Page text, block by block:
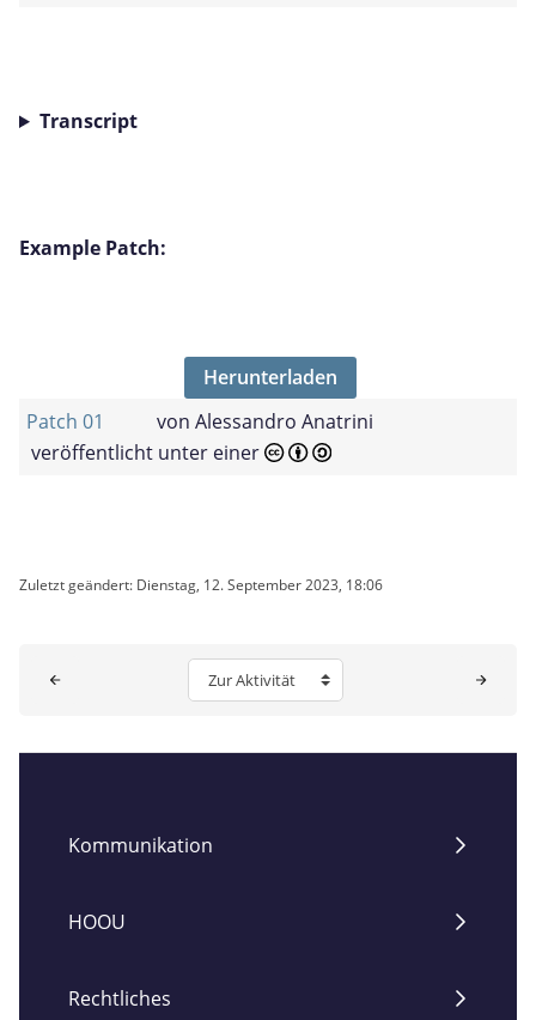
Transcript
Example Patch:
Herunterladen
Patch 01
von Alessandro Anatrini
veröffentlicht unter einer
Zuletzt geändert: Dienstag, 12. September 2023, 18:06
Zur Aktivität
Kommunikation
HOOU
Rechtliches